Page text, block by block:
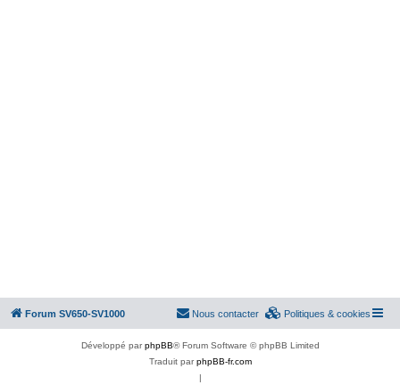
Forum SV650-SV1000 Politiques & cookies
Nous contacter
Développé parphpBB® Forum Software © phpBB Limited
Traduit parphpBB-fr.com
|